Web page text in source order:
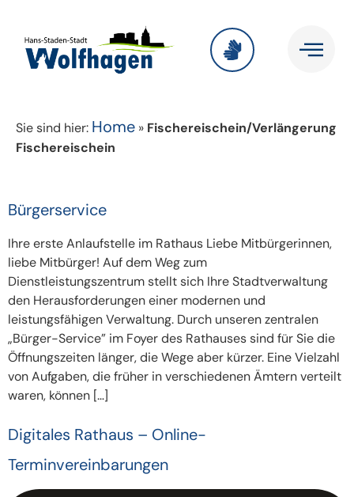
Sie sind hier: Home » Fischereischein/Verlängerung
Fischereischein
Bürgerservice
Ihre erste Anlaufstelle im Rathaus Liebe Mitbürgerinnen,
liebe Mitbürger! Auf dem Weg zum
Dienstleistungszentrum stellt sich Ihre Stadtverwaltung
den Herausforderungen einer modernen und
leistungsfähigen Verwaltung. Durch unseren zentralen
„Bürger-Service” im Foyer des Rathauses sind für Sie die
Öffnungszeiten länger, die Wege aber kürzer. Eine Vielzahl
von Aufgaben, die früher in verschiedenen Ämtern verteilt
waren, können […]
Digitales Rathaus – Online-
Terminvereinbarungen